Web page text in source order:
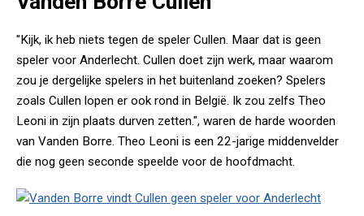
"Kijk, ik heb niets tegen de speler Cullen. Maar dat is geen
speler voor Anderlecht. Cullen doet zijn werk, maar waarom
zou je dergelijke spelers in het buitenland zoeken? Spelers
zoals Cullen lopen er ook rond in België. Ik zou zelfs Theo
Leoni in zijn plaats durven zetten.", waren de harde woorden
van Vanden Borre. Theo Leoni is een 22-jarige middenvelder
die nog geen seconde speelde voor de hoofdmacht.